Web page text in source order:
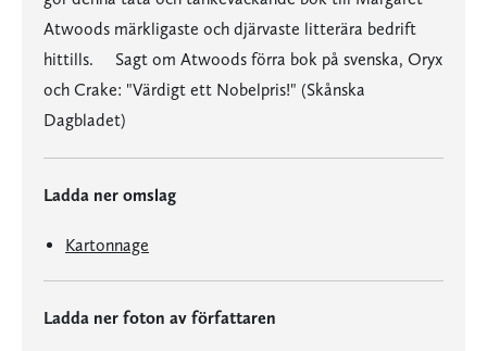
Atwoods märkligaste och djärvaste litterära bedrift
hittills. Sagt om Atwoods förra bok på svenska, Oryx
och Crake: "Värdigt ett Nobelpris!" (Skånska
Dagbladet)
Ladda ner omslag
Kartonnage
Ladda ner foton av författaren